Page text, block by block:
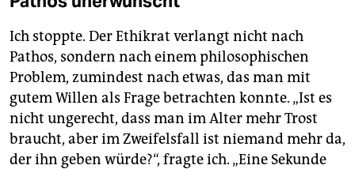
Ich stoppte. Der Ethikrat verlangt nicht nach
Pathos, sondern nach einem philosophischen
Problem, zumindest nach etwas, das man mit
gutem Willen als Frage betrachten konnte. „Ist es
nicht ungerecht, dass man im Alter mehr Trost
braucht, aber im Zweifelsfall ist niemand mehr da,
der ihn geben würde?“, fragte ich. „Eine Sekunde